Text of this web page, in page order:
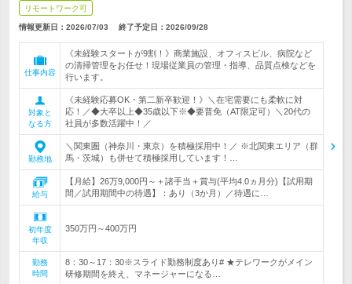
リモートワーク可
情報更新日：2026/07/03 終了予定日： 2026/09/28
仕事内容
《未経験スタートが9割！》商業施設、オフィスビル、病院など
の清掃管理をお任せ！現場従業員の管理・指導、品質点検などを
行います。
対象と
なる方
《未経験応募OK・第二新卒歓迎！》＼在宅需要にも柔軟に対
応！／◆大卒以上◆35歳以下※◆要普免（AT限定可）＼20代の
社員が多数活躍中！／
勤務地
＼関東圏（神奈川・東京）を積極採用中！／ ※北関東エリア（群
馬・茨城）も併せて積極採用しています！…
給与
【月給】26万9,000円～＋諸手当＋賞与(平均4.0ヵ月分)【試用期
間／試用期間中の待遇】：あり（3か月）／待遇に…
初年度
年収
350万円～400万円
勤務
時間
8：30～17：30※スライド勤務制度あり# ★テレワークがメイン
研修期間を終え、マネージャーになる…